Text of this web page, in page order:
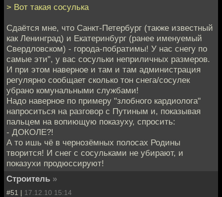
> Вот такая сосулька
Сдаётся мне, что Санкт-Петербург (также известный
как Ленинград) и Екатеринбург (ранее именуемый
Свердловском) - города-побратимы! У нас снегу по
самые эти", у вас сосульки неприличных размеров.
И при этом наверное и там и там администрация
регулярно сообщает сколько тон снега/сосулек
убрано комунальными службами!
Надо наверное по примеру "злобного кардиолога"
напроситься на разговор с Путиным и, показывая
пальцем на вопиющую показуху, спросить:
- ДОКОЛЕ?!
А то ишь чё в чернозёмных полосах Родины
творится! И снег с сосульками не убирают, и
показухи продюссируют!
Строитель »
#51 | 17.12.10 15:14